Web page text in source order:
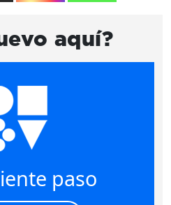
aquí?
paso